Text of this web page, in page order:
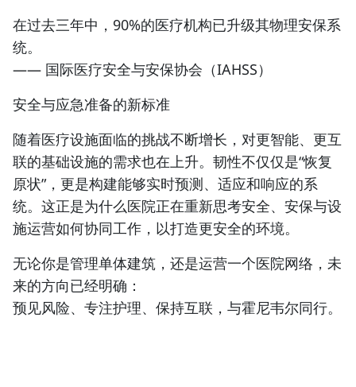
在过去三年中，90%的医疗机构已升级其物理安保系
统。
—— 国际医疗安全与安保协会（IAHSS）
安全与应急准备的新标准
随着医疗设施面临的挑战不断增长，对更智能、更互
联的基础设施的需求也在上升。韧性不仅仅是“恢复
原状”，更是构建能够实时预测、适应和响应的系
统。这正是为什么医院正在重新思考安全、安保与设
施运营如何协同工作，以打造更安全的环境。
无论你是管理单体建筑，还是运营一个医院网络，未
来的方向已经明确：
预见风险、专注护理、保持互联，与霍尼韦尔同行。